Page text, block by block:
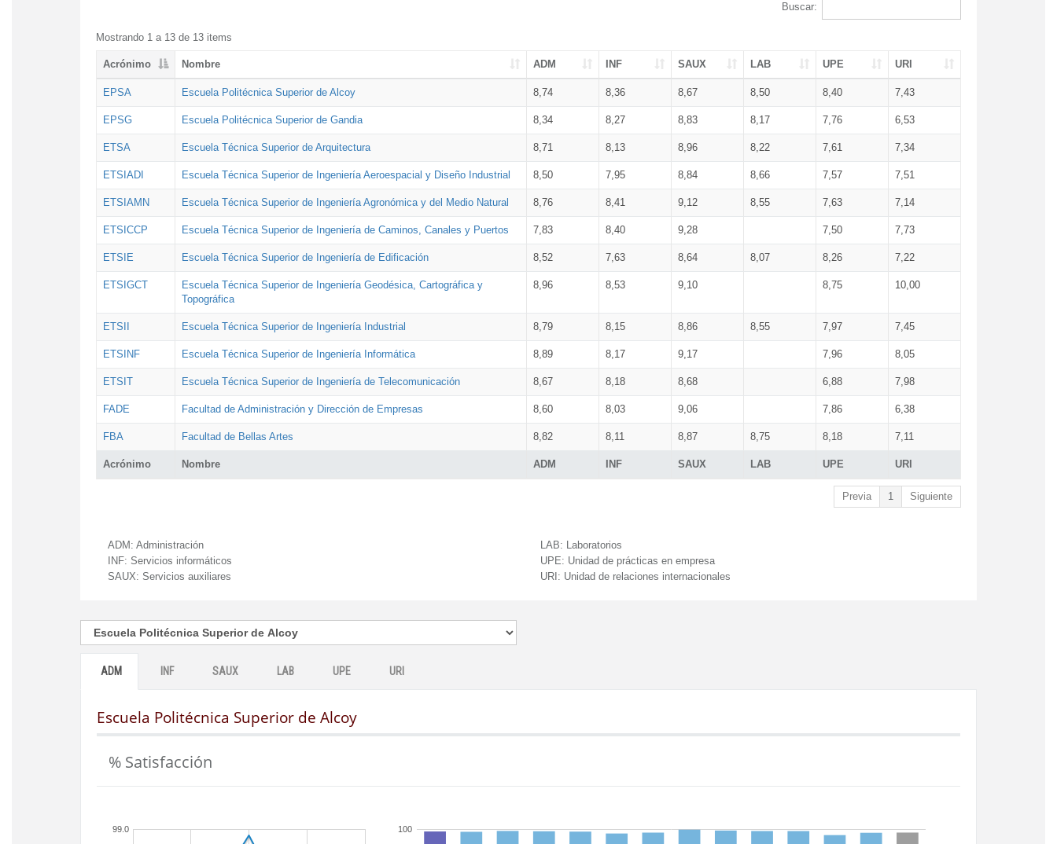
Buscar:
Mostrando 1 a 13 de 13 items
Acrónimo Nombre ADM INF SAUX LAB UPE URI
Acrónimo Nombre ADM INF SAUX LAB UPE URI
EPSA Escuela Politécnica Superior de Alcoy 8,74 8,36 8,67 8,50 8,40 7,43
EPSG Escuela Politécnica Superior de Gandia 8,34 8,27 8,83 8,17 7,76 6,53
ETSA Escuela Técnica Superior de Arquitectura 8,71 8,13 8,96 8,22 7,61 7,34
ETSIADI Escuela Técnica Superior de Ingeniería Aeroespacial y Diseño Industrial 8,50 7,95 8,84 8,66 7,57 7,51
ETSIAMN Escuela Técnica Superior de Ingeniería Agronómica y del Medio Natural 8,76 8,41 9,12 8,55 7,63 7,14
ETSICCP Escuela Técnica Superior de Ingeniería de Caminos, Canales y Puertos 7,83 8,40 9,28 7,50 7,73
ETSIE Escuela Técnica Superior de Ingeniería de Edificación 8,52 7,63 8,64 8,07 8,26 7,22
ETSIGCT
Escuela Técnica Superior de Ingeniería Geodésica, Cartográfica y
Topográfica
8,96 8,53 9,10 8,75 10,00
ETSII Escuela Técnica Superior de Ingeniería Industrial 8,79 8,15 8,86 8,55 7,97 7,45
ETSINF Escuela Técnica Superior de Ingeniería Informática 8,89 8,17 9,17 7,96 8,05
ETSIT Escuela Técnica Superior de Ingeniería de Telecomunicación 8,67 8,18 8,68 6,88 7,98
FADE Facultad de Administración y Dirección de Empresas 8,60 8,03 9,06 7,86 6,38
FBA Facultad de Bellas Artes 8,82 8,11 8,87 8,75 8,18 7,11
Previa 1 Siguiente
ADM: Administración
INF: Servicios informáticos
SAUX: Servicios auxiliares
LAB: Laboratorios
UPE: Unidad de prácticas en empresa
URI: Unidad de relaciones internacionales
ADM INF SAUX LAB UPE URI
Escuela Politécnica Superior de Alcoy
% Satisfacción
99.0 100